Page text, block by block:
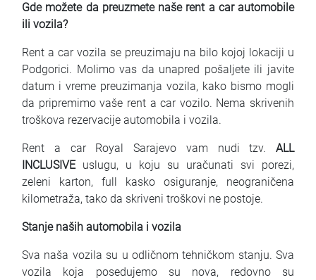
Gde možete da preuzmete naše rent a car automobile
ili vozila?
Rent a car vozila se preuzimaju na bilo kojoj lokaciji u
Podgorici. Molimo vas da unapred pošaljete ili javite
datum i vreme preuzimanja vozila, kako bismo mogli
da pripremimo vaše rent a car vozilo. Nema skrivenih
troškova rezervacije automobila i vozila.
Rent a car Royal Sarajevo vam nudi tzv. ALL
INCLUSIVE uslugu, u koju su uračunati svi porezi,
zeleni karton, full kasko osiguranje, neograničena
kilometraža, tako da skriveni troškovi ne postoje.
Stanje naših automobila i vozila
Sva naša vozila su u odličnom tehničkom stanju. Sva
vozila koja posedujemo su nova, redovno su